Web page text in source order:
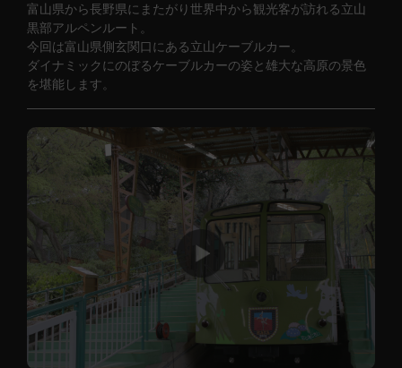
富山県から長野県にまたがり世界中から観光客が訪れる立山
黒部アルペンルート。
今回は富山県側玄関口にある立山ケーブルカー。
ダイナミックにのぼるケーブルカーの姿と雄大な高原の景色
を堪能します。